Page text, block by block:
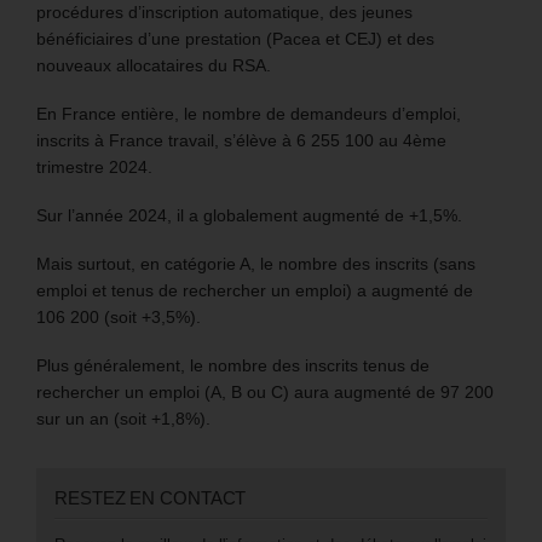
procédures d’inscription automatique, des jeunes
bénéficiaires d’une prestation (Pacea et CEJ) et des
nouveaux allocataires du RSA.
En France entière, le nombre de demandeurs d’emploi,
inscrits à France travail, s’élève à 6 255 100 au 4ème
trimestre 2024.
Sur l’année 2024, il a globalement augmenté de +1,5%.
Mais surtout, en catégorie A, le nombre des inscrits (sans
emploi et tenus de rechercher un emploi) a augmenté de
106 200 (soit +3,5%).
Plus généralement, le nombre des inscrits tenus de
rechercher un emploi (A, B ou C) aura augmenté de 97 200
sur un an (soit +1,8%).
RESTEZ EN CONTACT